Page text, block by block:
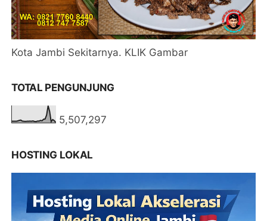
Kota Jambi Sekitarnya. KLIK Gambar
TOTAL PENGUNJUNG
5,507,297
HOSTING LOKAL